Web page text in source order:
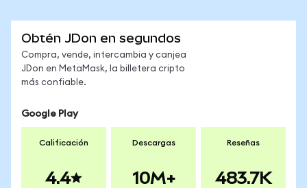
Obtén JDon en segundos
Compra, vende, intercambia y canjea
JDon en MetaMask, la billetera cripto
más confiable.
Google Play
Calificación
4.4
Descargas
10M+
Reseñas
483.7K